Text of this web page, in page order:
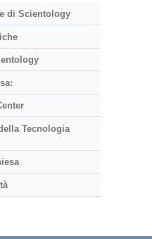
di Scientology
Tecnologia